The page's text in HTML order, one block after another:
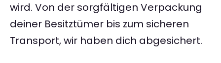
wird. Von der sorgfältigen Verpackung
deiner Besitztümer bis zum sicheren
Transport, wir haben dich abgesichert.